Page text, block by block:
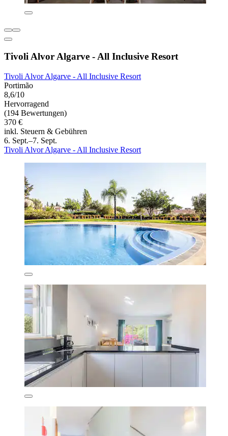
Tivoli Alvor Algarve - All Inclusive Resort
Tivoli Alvor Algarve - All Inclusive Resort
Portimão
8,6/10
Hervorragend
(194 Bewertungen)
370 €
inkl. Steuern & Gebühren
6. Sept.–7. Sept.
Tivoli Alvor Algarve - All Inclusive Resort